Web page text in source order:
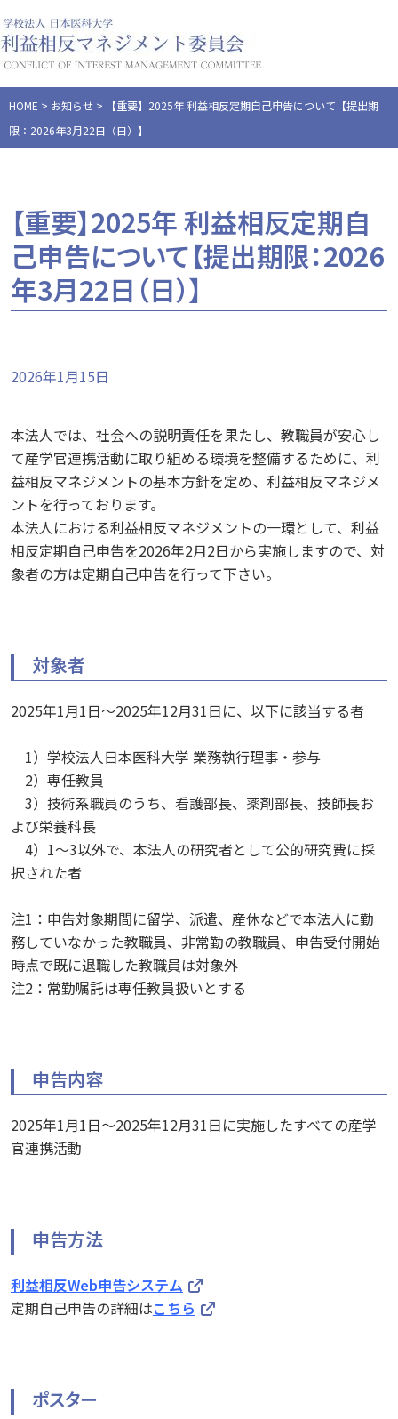
コンテンツへスキップ
HOME > お知らせ >
【重要】2025年 利益相反定期自己申告について【提出期
限：2026年3月22日（日）】
【重要】2025年 利益相反定期自
己申告について【提出期限：2026
年3月22日（日）】
2026年1月15日
本法人では、社会への説明責任を果たし、教職員が安心し
て産学官連携活動に取り組める環境を整備するために、利
益相反マネジメントの基本方針を定め、利益相反マネジメ
ントを行っております。
本法人における利益相反マネジメントの一環として、利益
相反定期自己申告を2026年2月2日から実施しますので、対
象者の方は定期自己申告を行って下さい。
対象者
2025年1⽉1⽇〜2025年12⽉31⽇に、以下に該当する者
1）学校法人日本医科大学 業務執行理事・参与
2）専任教員
3）技術系職員のうち、看護部⻑、薬剤部⻑、技師⻑お
よび栄養科⻑
4）1～3以外で、本法人の研究者として公的研究費に採
択された者
注1：申告対象期間に留学、派遣、産休などで本法人に勤
務していなかった教職員、非常勤の教職員、申告受付開始
時点で既に退職した教職員は対象外
注2：常勤嘱託は専任教員扱いとする
申告内容
2025年1月1日～2025年12月31日に実施したすべての産学
官連携活動
申告方法
利益相反Web申告システム
定期自己申告の詳細はこちら
ポスター